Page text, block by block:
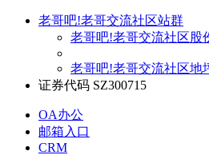
老哥吧!老哥交流社区站群
老哥吧!老哥交流社区股
老哥吧!老哥交流社区地
证券代码 SZ300715
OA办公
邮箱入口
CRM